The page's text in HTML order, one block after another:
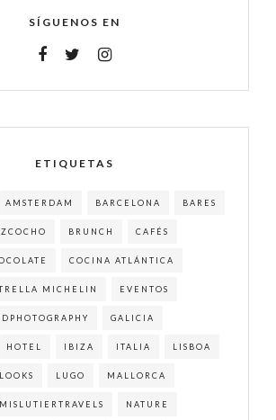
SÍGUENOS EN
ETIQUETAS
AMSTERDAM BARCELONA BARES
BRUNCH CAFÉS
COCINA ATLÁNTICA
MICHELIN EVENTOS
GALICIA
HOTEL IBIZA ITALIA LISBOA
LOOKS LUGO MALLORCA
MISLUTIERTRAVELS NATURE